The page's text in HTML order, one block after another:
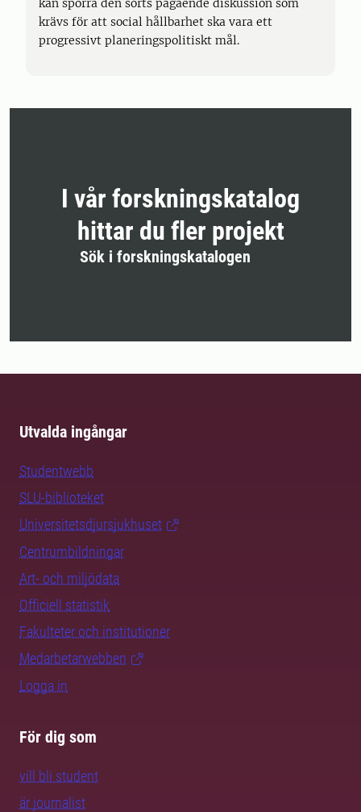
kan sporra den sorts pågående diskussion som
krävs för att social hållbarhet ska vara ett
progressivt planeringspolitiskt mål.
I vår forskningskatalog
hittar du fler projekt
Sök i forskningskatalogen
Utvalda ingångar
Studentwebb
SLU-biblioteket
Universitetsdjursjukhuset
Centrumbildningar
Art- och miljödata
Officiell statistik
Fakulteter och institutioner
Medarbetarwebben
Logga in
För dig som
vill bli student
är journalist